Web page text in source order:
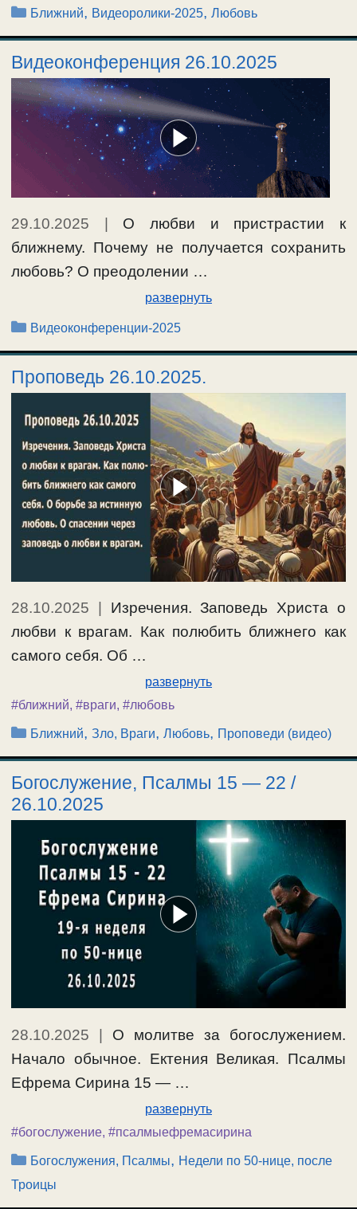
Рубрики
Ближний, Видеоролики-2025,Любовь
Видеоконференция 26.10.2025
29.10.2025
О любви и пристрастии к
ближнему. Почему не получается сохранить
любовь? О преодолении …
развернуть
Рубрики
Видеоконференции-2025
Проповедь 26.10.2025.
28.10.2025
Изречения. Заповедь Христа о
любви к врагам. Как полюбить ближнего как
самого себя. Об …
развернуть
#ближний, #враги, #любовь
Рубрики
Ближний,Зло, Враги,Любовь, Проповеди (видео)
Богослужение, Псалмы 15 — 22 /
26.10.2025
28.10.2025
О молитве за богослужением.
Начало обычное. Ектения Великая. Псалмы
Ефрема Сирина 15 — …
развернуть
#богослужение, #псалмыефремасирина
Рубрики
Богослужения, Псалмы, Недели по 50-нице, после
Троицы